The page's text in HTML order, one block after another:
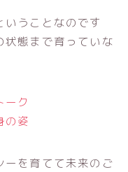
いうことなのです
状態まで育っていな
ク
の姿
を育てて未来のご